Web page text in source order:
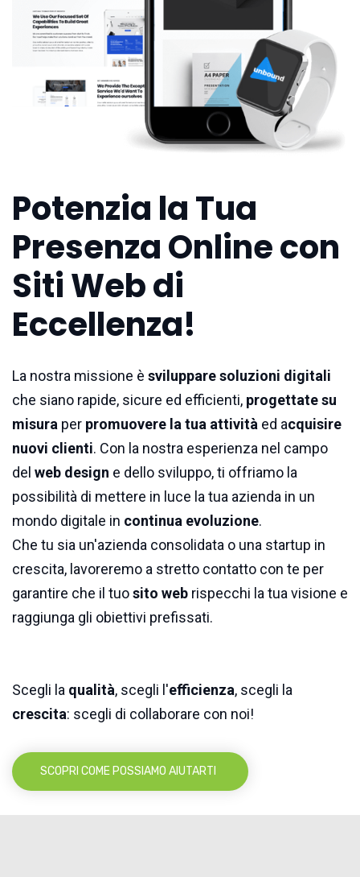
Potenzia la Tua
Presenza Online con
Siti Web di
Eccellenza!
La nostra missione è sviluppare soluzioni digitali
che siano rapide, sicure ed efficienti, progettate su
misura per promuovere la tua attività ed acquisire
nuovi clienti. Con la nostra esperienza nel campo
del web design e dello sviluppo, ti offriamo la
possibilità di mettere in luce la tua azienda in un
mondo digitale in continua evoluzione.
Che tu sia un'azienda consolidata o una startup in
crescita, lavoreremo a stretto contatto con te per
garantire che il tuosito web rispecchi la tua visione e
raggiunga gli obiettivi prefissati.
Scegli la qualità, scegli l'efficienza, scegli la
crescita: scegli di collaborare con noi!
SCOPRI COME POSSIAMO AIUTARTI